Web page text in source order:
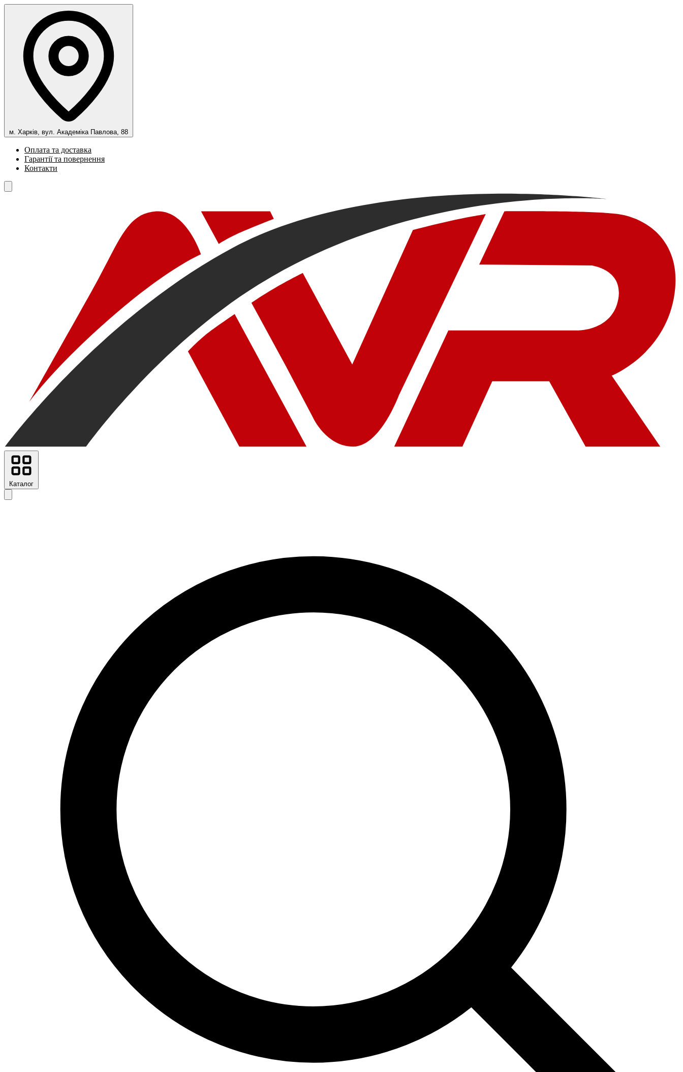
м. Харків, вул. Академіка Павлова, 88
Оплата та доставка
Гарантії та повернення
Контакти
Каталог